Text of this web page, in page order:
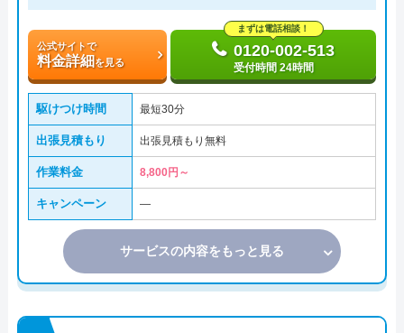
公式サイトで
料金詳細を見る
まずは電話相談！
0120-002-513
受付時間 24時間
駆けつけ時間 最短30分
出張見積もり 出張見積もり無料
作業料金 8,800円～
キャンペーン ―
サービスの内容をもっと見る